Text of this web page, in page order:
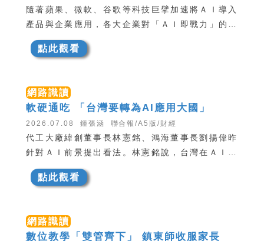
隨著蘋果、微軟、谷歌等科技巨擘加速將ＡＩ導入
產品與企業應用，各大企業對「ＡＩ即戰力」的需
求也快速升溫。市場開始重新評估人才價值，能夠
運用ＡＩ提升效率、重新設計工作流程的人才，正
點此觀看
網路識讀
軟硬通吃 「台灣要轉為AI應用大國」
2026.07.08 鍾張涵 聯合報/A5版/財經
代工大廠緯創董事長林憲銘、鴻海董事長劉揚偉昨
針對ＡＩ前景提出看法。林憲銘說，台灣在ＡＩ硬
體供應鏈有世界級優勢，但「如果只有做設備，賺
的錢永遠只有這裡面比較辛苦的那一段」，因此應
少三到五年內，都將持續增長。
點此觀看
網路識讀
數位教學「雙管齊下」 鎮東師收服家長